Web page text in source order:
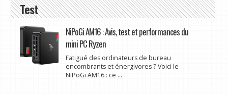
Test
NiPoGi AM16 : Avis, test et performances du
mini PC Ryzen
Fatigué des ordinateurs de bureau
encombrants et énergivores ? Voici le
NiPoGi AM16 : ce ...